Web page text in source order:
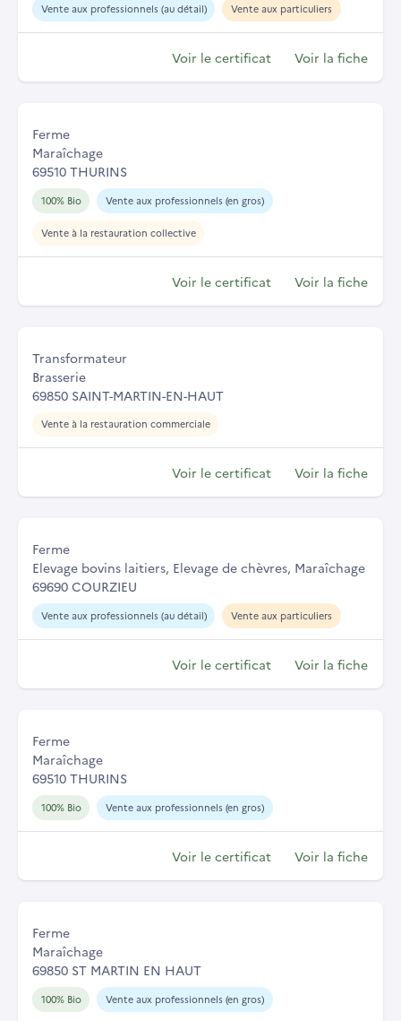
Vente aux professionnels (au détail) Vente aux particuliers
Voir le certificat Voir la fiche
Ferme
Maraîchage
69510 THURINS
100% Bio Vente aux professionnels (en gros)
Vente à la restauration collective
Voir le certificat Voir la fiche
Transformateur
Brasserie
69850 SAINT-MARTIN-EN-HAUT
Vente à la restauration commerciale
Voir le certificat Voir la fiche
Ferme
Elevage bovins laitiers, Elevage de chèvres, Maraîchage
69690 COURZIEU
Vente aux professionnels (au détail) Vente aux particuliers
Voir le certificat Voir la fiche
Ferme
Maraîchage
69510 THURINS
100% Bio Vente aux professionnels (en gros)
Voir le certificat Voir la fiche
Ferme
Maraîchage
69850 ST MARTIN EN HAUT
100% Bio Vente aux professionnels (en gros)